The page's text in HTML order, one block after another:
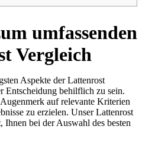
umfassenden
Vergleich
Aspekte der Lattenrost
Entscheidung behilflich zu sein.
auf relevante Kriterien
zu erzielen. Unser Lattenrost
Ihnen bei der Auswahl des besten